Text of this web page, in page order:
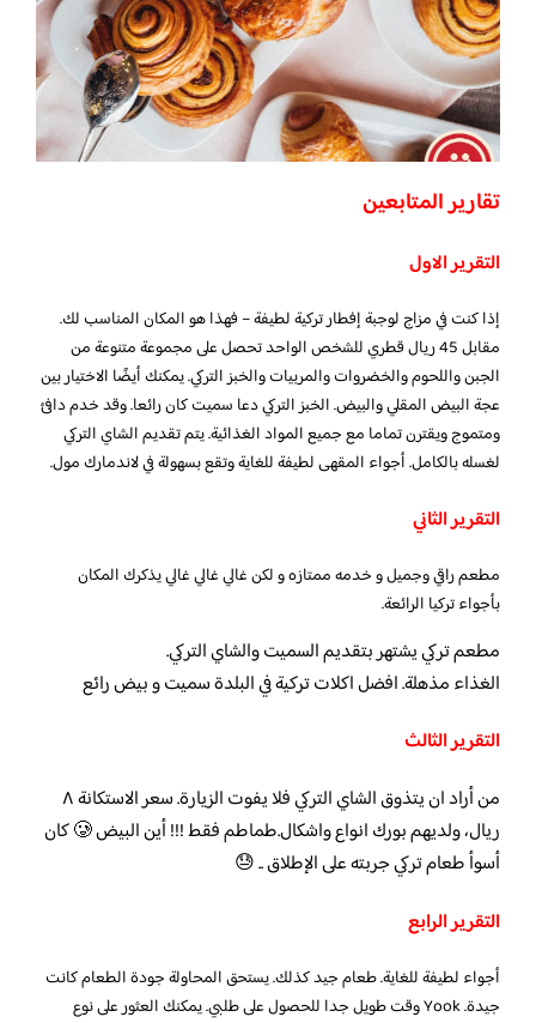
تقارير المتابعين
التقرير الاول
إذا كنت في مزاج لوجبة إفطار تركية لطيفة – فهذا هو المكان المناسب لك.
مقابل 45 ريال قطري للشخص الواحد تحصل على مجموعة متنوعة من
الجبن واللحوم والخضروات والمربيات والخبز التركي. يمكنك أيضًا الاختيار بين
عجة البيض المقلي والبيض. الخبز التركي دعا سميت كان رائعا. وقد خدم دافئ
ومتموج ويقترن تماما مع جميع المواد الغذائية. يتم تقديم الشاي التركي
لغسله بالكامل. أجواء المقهى لطيفة للغاية وتقع بسهولة في لاندمارك مول.
التقرير الثاني
مطعم راقي وجميل و خدمه ممتازه و لكن غالي غالي غالي يذكرك المكان
بأجواء تركيا الرائعة.
مطعم تركي يشتهر بتقديم السميت والشاي التركي.
الغذاء مذهلة. افضل اكلات تركية في البلدة سميت و بيض رائع
التقرير الثالث
من أراد ان يتذوق الشاي التركي فلا يفوت الزيارة. سعر الاستكانة ٨
ريال، ولديهم بورك انواع واشكال.طماطم فقط !!! أين البيض 🥲 كان
أسوأ طعام تركي جربته على الإطلاق .. 😓
التقرير الرابع
أجواء لطيفة للغاية. طعام جيد كذلك. يستحق المحاولة جودة الطعام كانت
جيدة. Yook وقت طويل جدا للحصول على طلبي. يمكنك العثور على نوع